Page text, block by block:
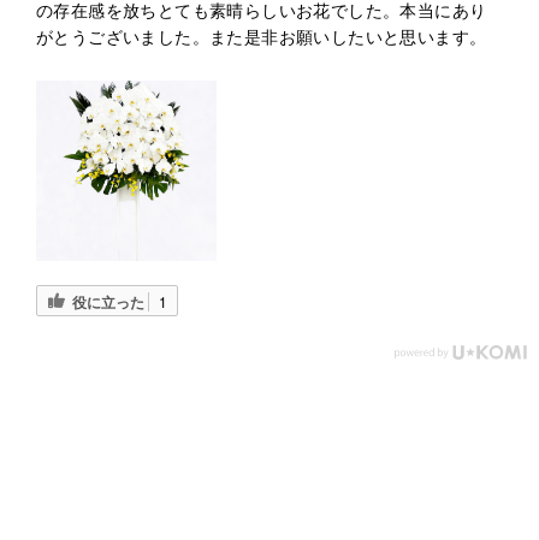
の存在感を放ちとても素晴らしいお花でした。本当にあり
がとうございました。また是非お願いしたいと思います。
役に立った 1